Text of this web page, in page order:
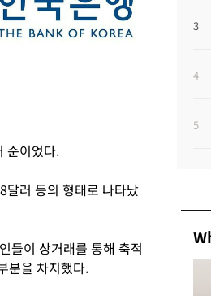
순이었다.
러 등의 형태로 나타났
들이 상거래를 통해 축적
분을 차지했다.
3
4
5